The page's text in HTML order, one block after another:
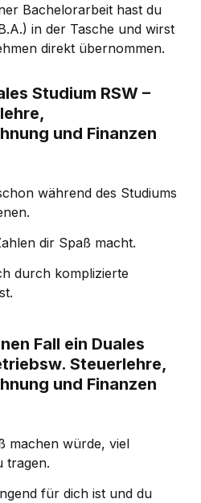
Bachelorarbeit hast du
in der Tasche und wirst
direkt übernommen.
Studium RSW –
und Finanzen
während des Studiums
dir Spaß macht.
durch komplizierte
Fall ein Duales
Steuerlehre,
und Finanzen
machen würde, viel
tragen.
für dich ist und du